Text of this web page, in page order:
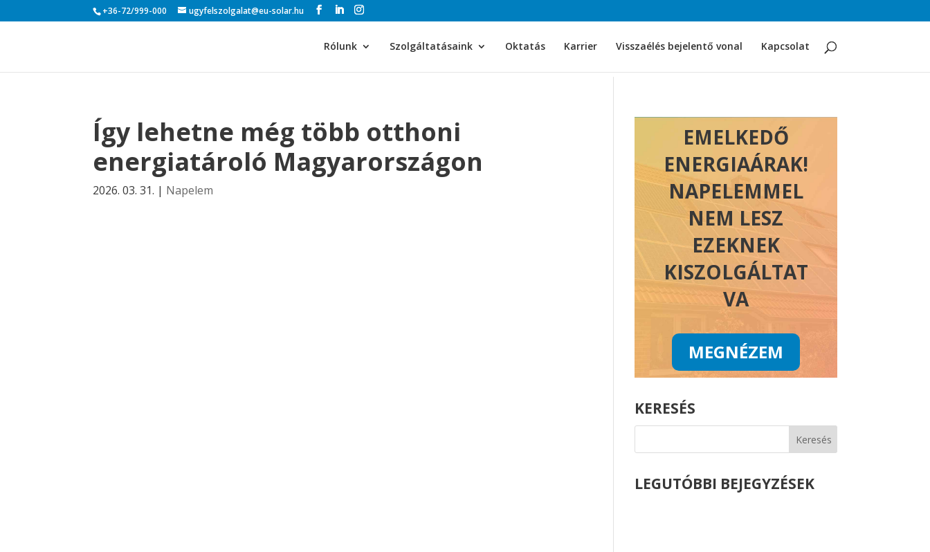
+36-72/999-000 ugyfelszolgalat@eu-solar.hu
Rólunk Szolgáltatásaink Oktatás Karrier Visszaélés bejelentő vonal Kapcsolat
Így lehetne még több otthoni
energiatároló Magyarországon
2026. 03. 31. | Napelem
EMELKEDŐ
ENERGIAÁRAK!
NAPELEMMEL
NEM LESZ
EZEKNEK
KISZOLGÁLTAT
VA
MEGNÉZEM
KERESÉS
LEGUTÓBBI BEJEGYZÉSEK